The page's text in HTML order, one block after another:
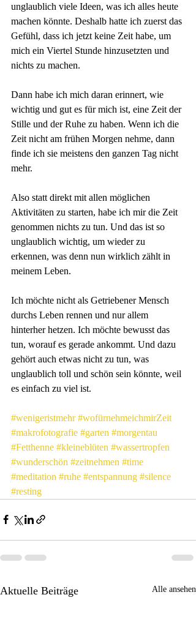
unglaublich viele Ideen, was ich alles heute
machen könnte. Deshalb hatte ich zuerst das
Gefühl, dass ich jetzt keine Zeit habe, um
mich ein Viertel Stunde hinzusetzten und
nichts zu machen.
Dann habe ich mich daran erinnert, wie
wichtig und gut es für mich ist, eine Zeit der
Stille und der Ruhe zu haben. Wenn ich die
Zeit nicht am frühen Morgen nehme, dann
finde ich sie meistens den ganzen Tag nicht
mehr.
Also statt direkt mit allen möglichen
Aktivitäten zu starten, habe ich mir die Zeit
genommen nichts zu tun. Und das ist so
unglaublich wichtig, um wieder zu
erkennen, was denn nun wirklich zählt in
meinem Leben.
Ich möchte nicht als Getriebener Mensch
durchs Leben rennen und nur allem
hinterher hetzen. Ich möchte bewusst das
tun, worauf es gerade ankommt. Und dazu
gehört auch etwas nicht zu tun, was
unglaublich toll und schön sein könnte, weil
es einfach zu viel ist.
#wenigeristmehr #wofürnehmeichmirZeit
#makrofotografie #garten #morgentau
#Fetthenne #kleineblüten #wassertropfen
#wunderschön #zeitnehmen #time
#meditation #ruhe #entspannung #silence
#resting
Aktuelle Beiträge Alle ansehen